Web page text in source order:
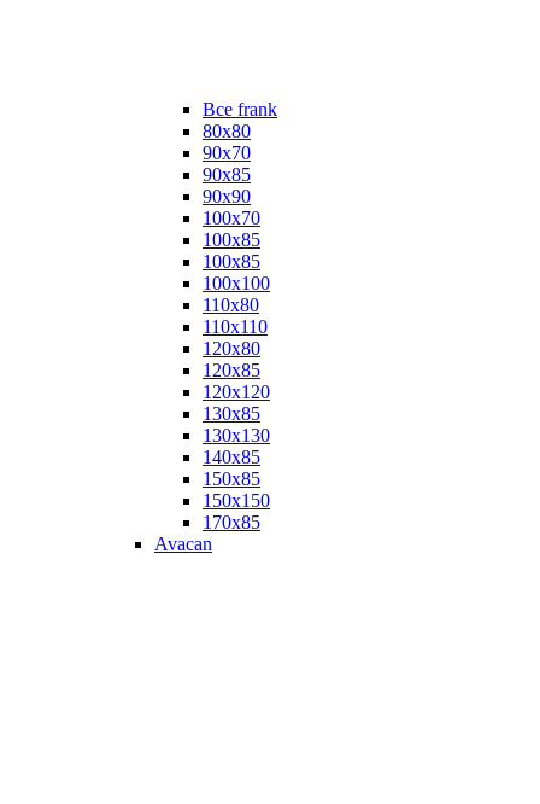
Все frank
80х80
90х70
90х85
90х90
100х70
100х85
100х85
100х100
110х80
110х110
120х80
120х85
120х120
130х85
130х130
140х85
150х85
150х150
170х85
Avacan